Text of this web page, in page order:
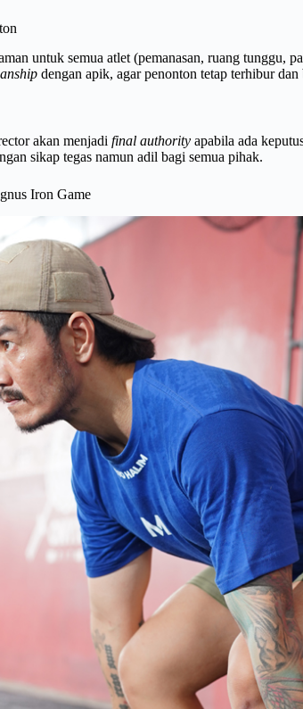
untuk semua atlet (pemanasan, ruang tunggu,
dengan apik, agar penonton tetap terhibur
akan menjadi final authority apabila ada
sikap tegas namun adil bagi semua pihak.
Iron Game